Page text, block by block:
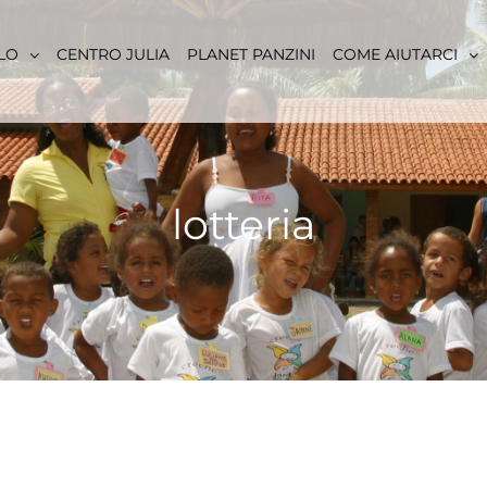
CENTRO JULIA PLANET PANZINI COME AIUTARCI
lotteria